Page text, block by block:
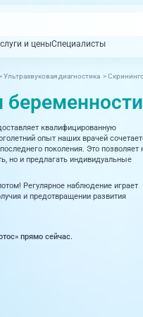
и ценыСпециалисты
Ультразвуковая диагностика >
беременности
квалифицированную
опыт наших врачей
поколения. Это позволяет
но и предлагать индивидуальные
Регулярное наблюдение играет
и предотвращении развития
прямо сейчас.
(Ультразвуковая диагностика)
Проктология